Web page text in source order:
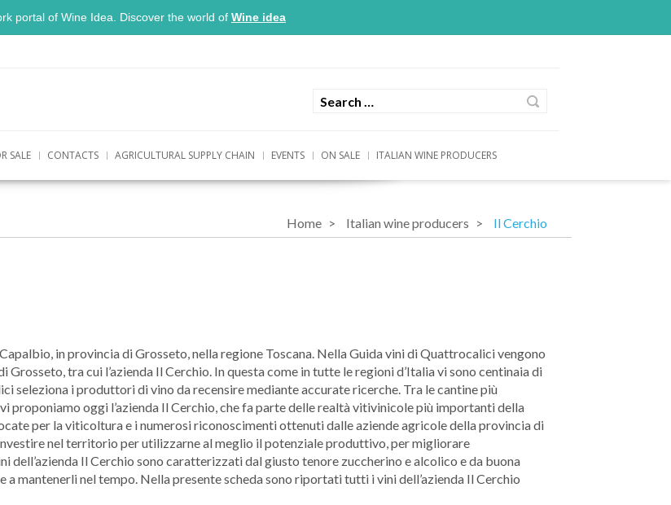
portal of Wine Idea. Discover the world of Wine idea
SALE CONTACTS AGRICULTURAL SUPPLY CHAIN EVENTS ON SALE ITALIAN WINE PRODUCERS
Home Italian wine producers Il Cerchio
in provincia di Grosseto, nella regione Toscana. Nella Guida vini di Quattrocalici vengono
tra cui l’azienda Il Cerchio. In questa come in tutte le regioni d’Italia vi sono centinaia di
seleziona i produttori di vino da recensire mediante accurate ricerche. Tra le cantine più
proponiamo oggi l’azienda Il Cerchio, che fa parte delle realtà vitivinicole più importanti della
per la viticoltura e i numerosi riconoscimenti ottenuti dalle aziende agricole della provincia di
nel territorio per utilizzarne al meglio il potenziale produttivo, per migliorare
Il Cerchio sono caratterizzati dal giusto tenore zuccherino e alcolico e da buona
mantenerli nel tempo. Nella presente scheda sono riportati tutti i vini dell’azienda Il Cerchio